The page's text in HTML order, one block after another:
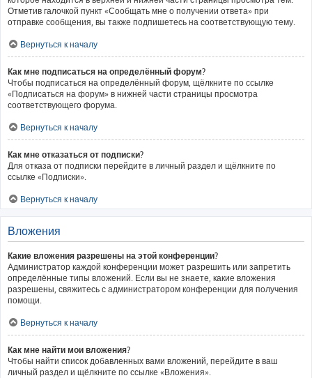
Отметив галочкой пункт «Сообщать мне о получении ответа» при
отправке сообщения, вы также подпишетесь на соответствующую тему.
Вернуться к началу
Как мне подписаться на определённый форум?
Чтобы подписаться на определённый форум, щёлкните по ссылке
«Подписаться на форум» в нижней части страницы просмотра
соответствующего форума.
Вернуться к началу
Как мне отказаться от подписки?
Для отказа от подписки перейдите в личный раздел и щёлкните по
ссылке «Подписки».
Вернуться к началу
Вложения
Какие вложения разрешены на этой конференции?
Администратор каждой конференции может разрешить или запретить
определённые типы вложений. Если вы не знаете, какие вложения
разрешены, свяжитесь с администратором конференции для получения
помощи.
Вернуться к началу
Как мне найти мои вложения?
Чтобы найти список добавленных вами вложений, перейдите в ваш
личный раздел и щёлкните по ссылке «Вложения».